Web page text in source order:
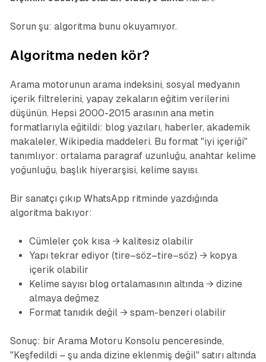
Sorun şu: algoritma bunu okuyamıyor.
Algoritma neden kör?
Arama motorunun arama indeksini, sosyal medyanın
içerik filtrelerini, yapay zekaların eğitim verilerini
düşünün. Hepsi 2000-2015 arasının ana metin
formatlarıyla eğitildi: blog yazıları, haberler, akademik
makaleler, Wikipedia maddeleri. Bu format "iyi içeriği"
tanımlıyor: ortalama paragraf uzunluğu, anahtar kelime
yoğunluğu, başlık hiyerarşisi, kelime sayısı.
Bir sanatçı çıkıp WhatsApp ritminde yazdığında
algoritma bakıyor:
Cümleler çok kısa → kalitesiz olabilir
Yapı tekrar ediyor (tire–söz–tire–söz) → kopya
içerik olabilir
Kelime sayısı blog ortalamasının altında → dizine
almaya değmez
Format tanıdık değil → spam-benzeri olabilir
Sonuç: bir Arama Motoru Konsolu penceresinde,
"Keşfedildi – şu anda dizine eklenmiş değil" satırı altında